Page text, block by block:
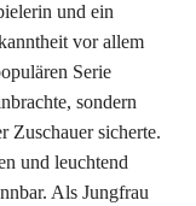
und ein
vor allem
Serie
sondern
Zuschauer sicherte.
und leuchtend
Als Jungfrau